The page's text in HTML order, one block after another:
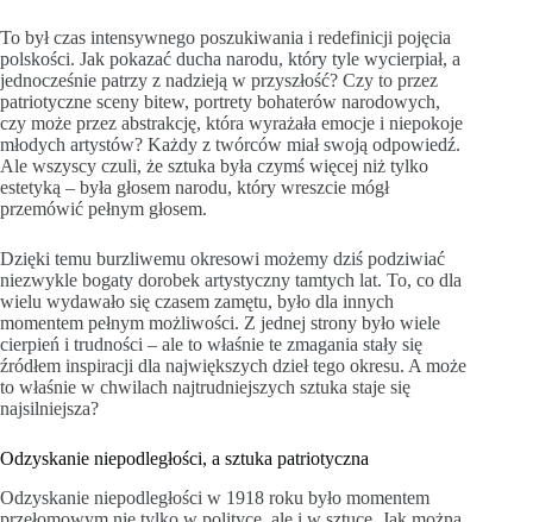
To był czas intensywnego poszukiwania i redefinicji pojęcia
polskości. Jak pokazać ducha narodu, który tyle wycierpiał, a
jednocześnie patrzy z nadzieją w przyszłość? Czy to przez
patriotyczne sceny bitew, portrety bohaterów narodowych,
czy może przez abstrakcję, która wyrażała emocje i niepokoje
młodych artystów? Każdy z twórców miał swoją odpowiedź.
Ale wszyscy czuli, że sztuka była czymś więcej niż tylko
estetyką – była głosem narodu, który wreszcie mógł
przemówić pełnym głosem.
Dzięki temu burzliwemu okresowi możemy dziś podziwiać
niezwykle bogaty dorobek artystyczny tamtych lat. To, co dla
wielu wydawało się czasem zamętu, było dla innych
momentem pełnym możliwości. Z jednej strony było wiele
cierpień i trudności – ale to właśnie te zmagania stały się
źródłem inspiracji dla największych dzieł tego okresu. A może
to właśnie w chwilach najtrudniejszych sztuka staje się
najsilniejsza?
Odzyskanie niepodległości, a sztuka patriotyczna
Odzyskanie niepodległości w 1918 roku było momentem